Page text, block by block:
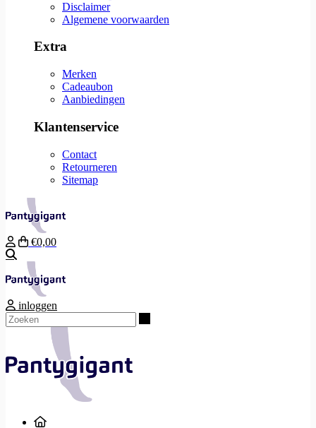
Disclaimer
Algemene voorwaarden
Extra
Merken
Cadeaubon
Aanbiedingen
Klantenservice
Contact
Retourneren
Sitemap
€0,00
inloggen